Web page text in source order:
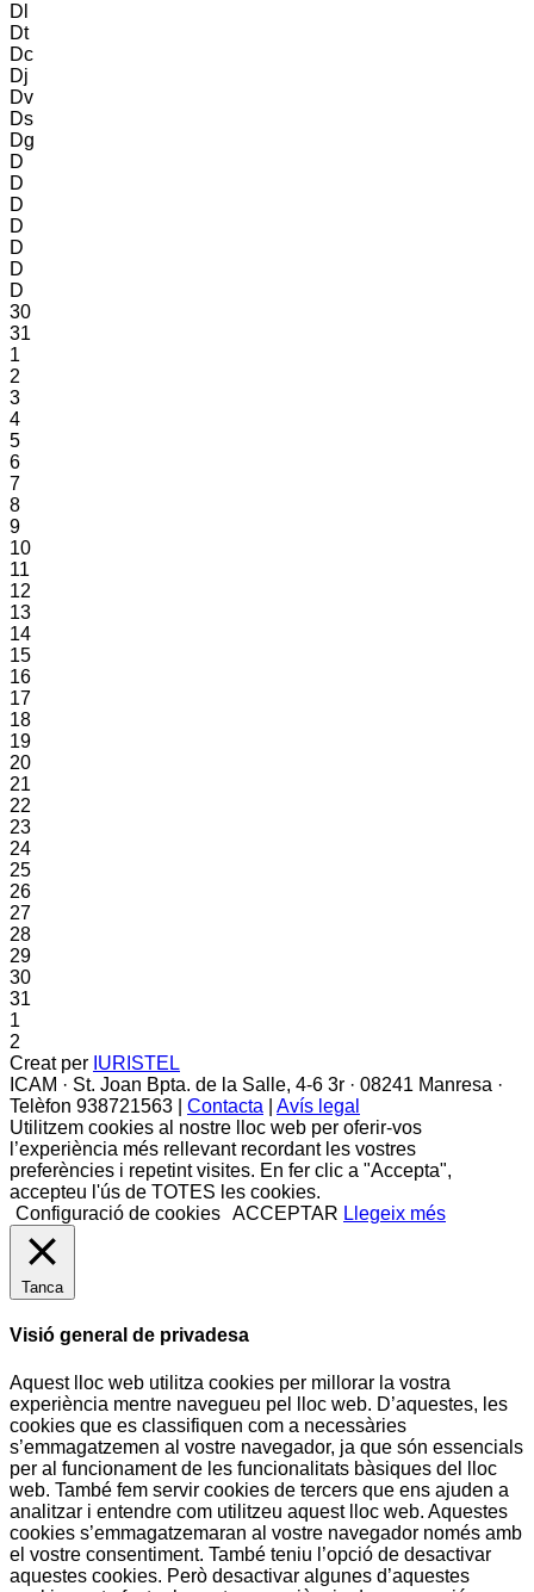
Dl
Dt
Dc
Dj
Dv
Ds
Dg
D
D
D
D
D
D
D
30
31
1
2
3
4
5
6
7
8
9
10
11
12
13
14
15
16
17
18
19
20
21
22
23
24
25
26
27
28
29
30
31
1
2
Creat per IURISTEL
ICAM · St. Joan Bpta. de la Salle, 4-6 3r · 08241 Manresa ·
Telèfon 938721563 | Contacta
Avís legal
Utilitzem cookies al nostre lloc web per oferir-vos
l’experiència més rellevant recordant les vostres
preferències i repetint visites. En fer clic a "Accepta",
accepteu l'ús de TOTES les cookies.
Configuració de cookies ACCEPTAR Llegeix més
Tanca
Visió general de privadesa
Aquest lloc web utilitza cookies per millorar la vostra
experiència mentre navegueu pel lloc web. D’aquestes, les
cookies que es classifiquen com a necessàries
s’emmagatzemen al vostre navegador, ja que són essencials
per al funcionament de les funcionalitats bàsiques del lloc
web. També fem servir cookies de tercers que ens ajuden a
analitzar i entendre com utilitzeu aquest lloc web. Aquestes
cookies s’emmagatzemaran al vostre navegador només amb
el vostre consentiment. També teniu l’opció de desactivar
aquestes cookies. Però desactivar algunes d’aquestes